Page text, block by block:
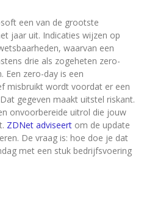
een van de grootste
jaar uit. Indicaties wijzen op
waarvan een
drie als zogeheten zero-
Een zero-day is een
misbruikt wordt voordat er een
gegeven maakt uitstel riskant.
onvoorbereide uitrol die jouw
ZDNet adviseert om de update
De vraag is: hoe doe je dat
met een stuk bedrijfsvoering